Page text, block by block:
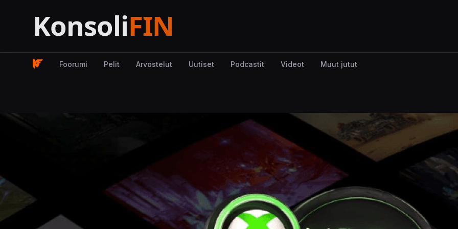
Foorumi Pelit Arvostelut Uutiset Podcastit Videot Muut jutut